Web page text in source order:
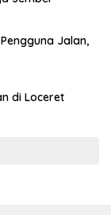
Jalan,
di Loceret